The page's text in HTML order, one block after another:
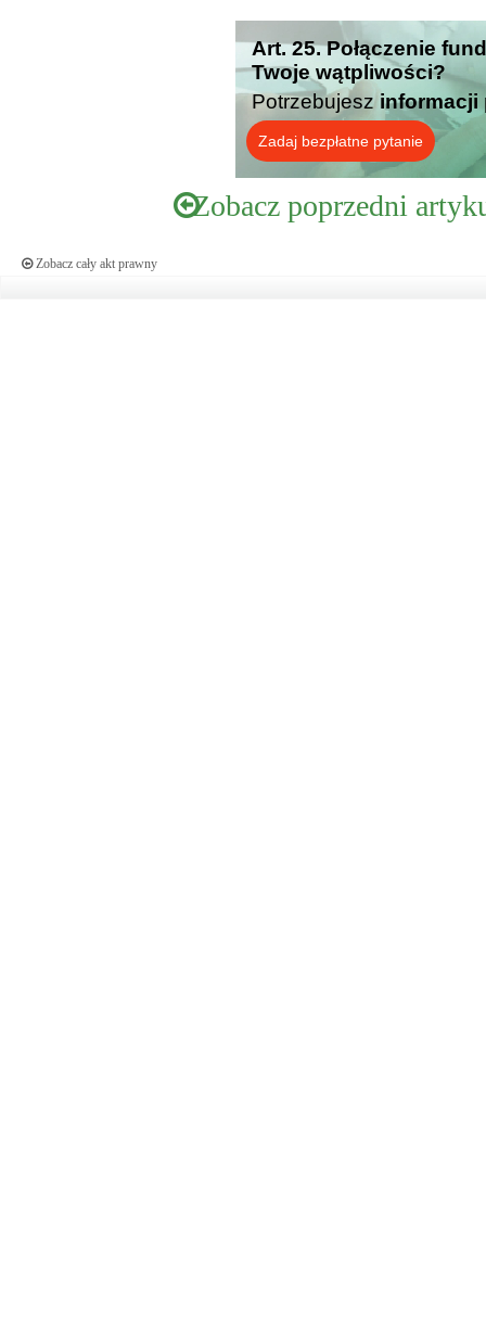
Art. 25. Połączenie
Twoje wątpliwości?
Potrzebujesz informacji
Zadaj bezpłatne pytanie
Zobacz poprzedni
Zobacz cały akt prawny